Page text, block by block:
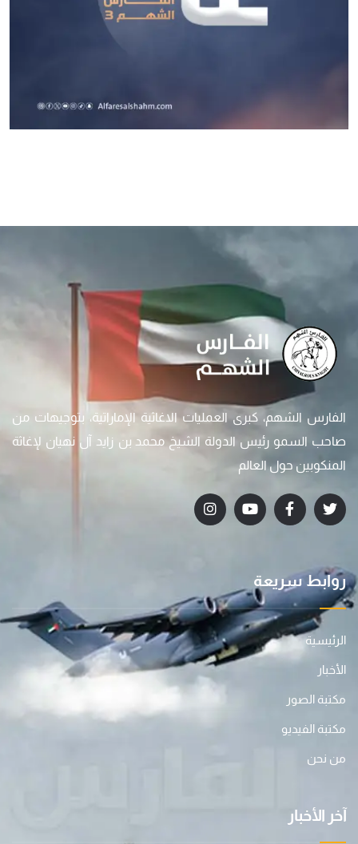
الفارس الشهم، كبرى العمليات الاغاثية الإماراتية، بتوجيهات من
صاحب السمو رئيس الدولة الشيخ محمد بن زايد آل نهيان لإغاثة
المنكوبين حول العالم
روابط سريعة
الرئيسية
الأخبار
مكتبة الصور
مكتبة الفيديو
من نحن
آخر الأخبار